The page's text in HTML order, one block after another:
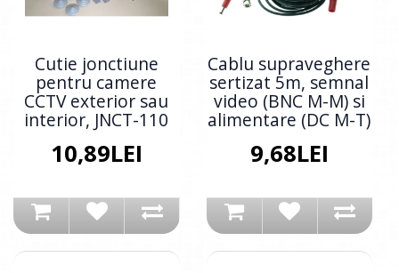
Cutie jonctiune
pentru camere
CCTV exterior sau
interior, JNCT-110
10,89LEI
Cablu supraveghere
sertizat 5m, semnal
video (BNC M-M) si
alimentare (DC M-T)
9,68LEI